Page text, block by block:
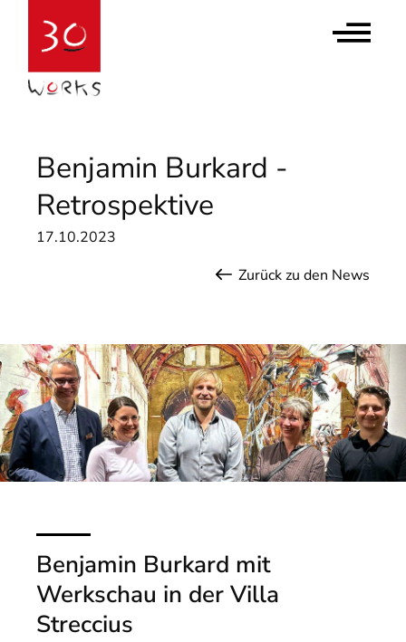
Benjamin Burkard -
Retrospektive
17.10.2023
Zurück zu den News
Benjamin Burkard mit
Werkschau in der Villa
Streccius